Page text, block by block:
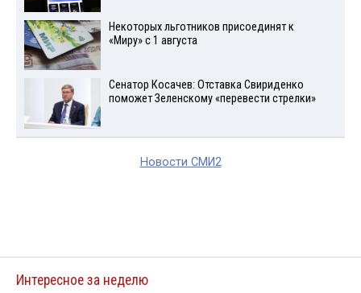
Некоторых льготников присоединят к
«Миру» с 1 августа
Сенатор Косачев: Отставка Свириденко
поможет Зеленскому «перевести стрелки»
Новости СМИ2
Интересное за неделю